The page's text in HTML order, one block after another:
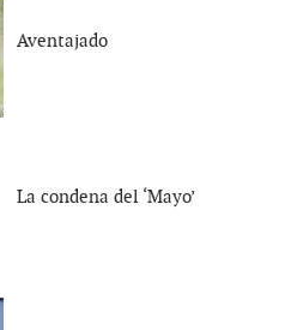
Aventajado
La condena del ‘Mayo’